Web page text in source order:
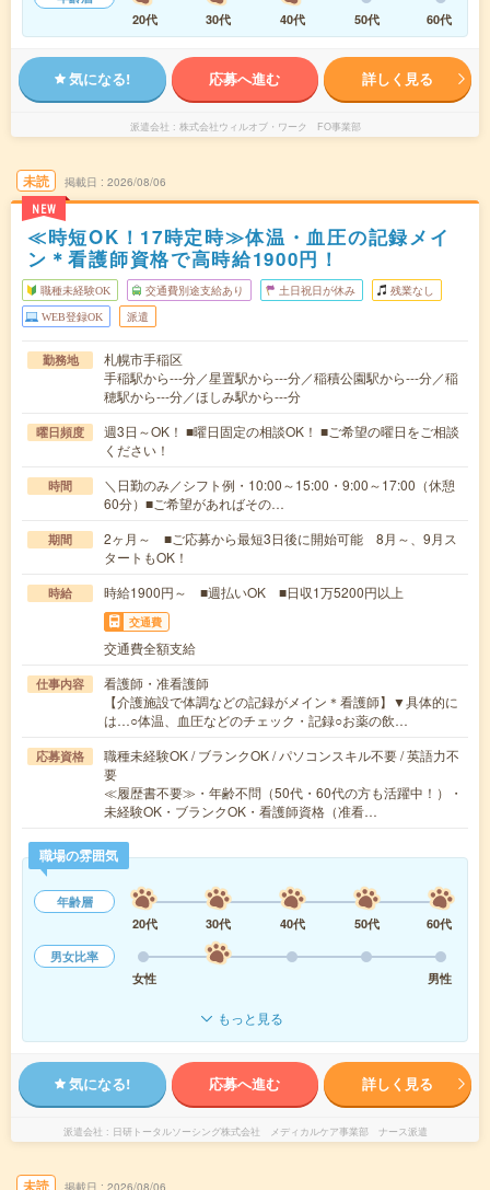
20代
30代 40代 50代 60代
気になる! 応募へ進む 詳しく見る
派遣会社 株式会社ウィルオブ・ワーク FO事業部
未読
NEW
掲載日 2026/08/06
≪時短OK！17時定時≫体温・血圧の記録メイ
ン＊看護師資格で高時給1900円！
職種未経験OK 交通費別途支給あり 土日祝日が休み 残業なし
WEB登録OK 派遣
勤務地
札幌市手稲区
手稲駅から---分／星置駅から---分／稲積公園駅から---分／稲
穂駅から---分／ほしみ駅から---分
曜日頻度
週3日～OK！ ■曜日固定の相談OK！ ■ご希望の曜日をご相談
ください！
時間
＼日勤のみ／シフト例・10:00～15:00・9:00～17:00（休憩
60分）■ご希望があればその…
期間
2ヶ月～ ■ご応募から最短3日後に開始可能 8月～、9月ス
タートもOK！
時給 時給1900円～ ■週払いOK ■日収1万5200円以上
交通費
交通費全額支給
仕事内容
看護師・准看護師
【介護施設で体調などの記録がメイン＊看護師】▼具体的に
は…○体温、血圧などのチェック・記録○お薬の飲…
応募資格
職種未経験OK / ブランクOK / パソコンスキル不要 / 英語力不
要
≪履歴書不要≫・年齢不問（50代・60代の方も活躍中！）・
未経験OK・ブランクOK・看護師資格（准看…
職場の雰囲気
年齢層
20代
30代 40代 50代
60代
男女比率
女性
男性
もっと見る
気になる! 応募へ進む 詳しく見る
派遣会社 日研トータルソーシング株式会社 メディカルケア事業部 ナース派遣
未読 掲載日 2026/08/06